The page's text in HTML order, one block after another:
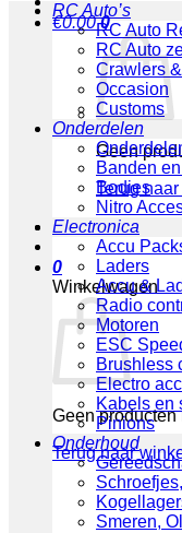
€0.00 0
Geen
Terug naar
0
Winkelwagen
Geen
Terug naar
RC Auto’s
RC Auto
RC Auto
Crawlers
Occasion
Customs
Onderdelen
Banden
Bodies
Nitro
Electronica
Accu
Laders
Accu &
Radio
Motoren
ESC
Brushless
Electro
Kabels en
Pinions
Onderhoud
Smeren,